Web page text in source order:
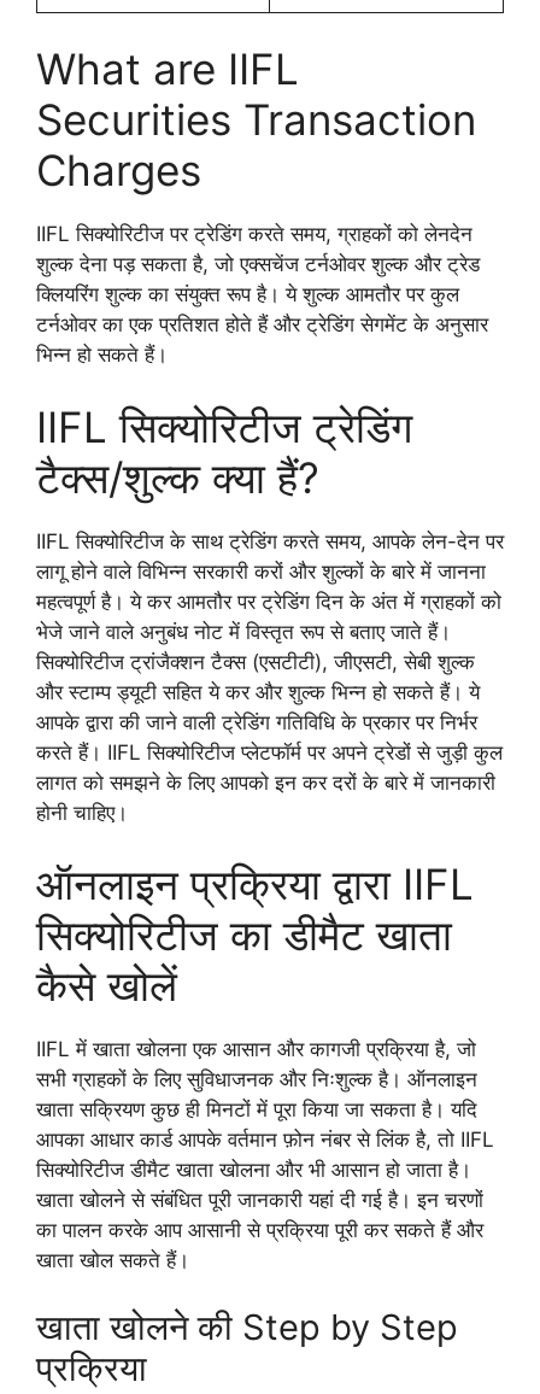
What are IIFL
Securities Transaction
Charges
IIFL सिक्योरिटीज पर ट्रेडिंग करते समय, ग्राहकों को लेनदेन
शुल्क देना पड़ सकता है, जो एक्सचेंज टर्नओवर शुल्क और ट्रेड
क्लियरिंग शुल्क का संयुक्त रूप है। ये शुल्क आमतौर पर कुल
टर्नओवर का एक प्रतिशत होते हैं और ट्रेडिंग सेगमेंट के अनुसार
भिन्न हो सकते हैं।
IIFL सिक्योरिटीज ट्रेडिंग
टैक्स/शुल्क क्या हैं?
IIFL सिक्योरिटीज के साथ ट्रेडिंग करते समय, आपके लेन-देन पर
लागू होने वाले विभिन्न सरकारी करों और शुल्कों के बारे में जानना
महत्वपूर्ण है। ये कर आमतौर पर ट्रेडिंग दिन के अंत में ग्राहकों को
भेजे जाने वाले अनुबंध नोट में विस्तृत रूप से बताए जाते हैं।
सिक्योरिटीज ट्रांजैक्शन टैक्स (एसटीटी), जीएसटी, सेबी शुल्क
और स्टाम्प ड्यूटी सहित ये कर और शुल्क भिन्न हो सकते हैं। ये
आपके द्वारा की जाने वाली ट्रेडिंग गतिविधि के प्रकार पर निर्भर
करते हैं। IIFL सिक्योरिटीज प्लेटफॉर्म पर अपने ट्रेडों से जुड़ी कुल
लागत को समझने के लिए आपको इन कर दरों के बारे में जानकारी
होनी चाहिए।
ऑनलाइन प्रक्रिया द्वारा IIFL
सिक्योरिटीज का डीमैट खाता
कैसे खोलें
IIFL में खाता खोलना एक आसान और कागजी प्रक्रिया है, जो
सभी ग्राहकों के लिए सुविधाजनक और निःशुल्क है। ऑनलाइन
खाता सक्रियण कुछ ही मिनटों में पूरा किया जा सकता है। यदि
आपका आधार कार्ड आपके वर्तमान फ़ोन नंबर से लिंक है, तो IIFL
सिक्योरिटीज डीमैट खाता खोलना और भी आसान हो जाता है।
खाता खोलने से संबंधित पूरी जानकारी यहां दी गई है। इन चरणों
का पालन करके आप आसानी से प्रक्रिया पूरी कर सकते हैं और
खाता खोल सकते हैं।
खाता खोलने की Step by Step
प्रक्रिया